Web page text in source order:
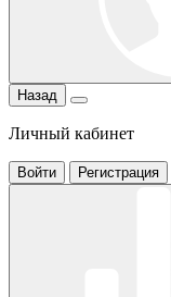
Назад
Личный кабинет
Войти Регистрация